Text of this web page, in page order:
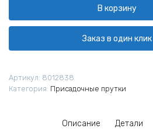
сварочные
алюминиевые
КЕДР
TIG
AlSi5
мм
В корзину
Заказ в один клик
Артикул: 8012838
Категория: Присадочные прутки
Описание Детали